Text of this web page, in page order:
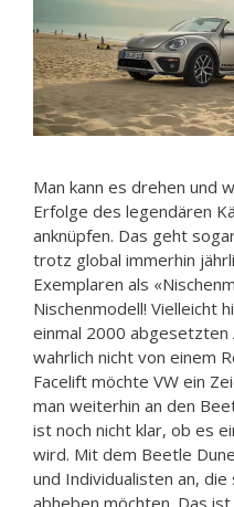
Man kann es drehen und
Erfolge des legendären
anknüpfen. Das geht
trotz global immerhin
Exemplaren als
Nischenmodell! Vielleicht
einmal 2000 abgesetzten
wahrlich nicht von einem
Facelift möchte VW ein
man weiterhin an den
ist noch nicht klar, ob es
wird. Mit dem Beetle
und Individualisten an,